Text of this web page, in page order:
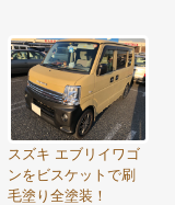
スズキ エブリイワゴ
ンをビスケットで刷
毛塗り全塗装！